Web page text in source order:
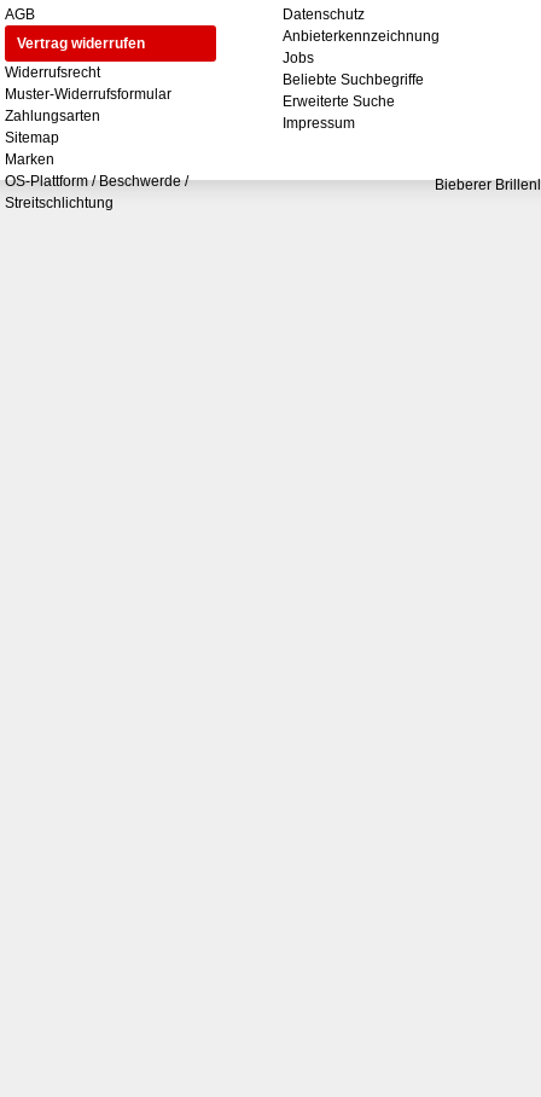
AGB
Vertrag widerrufen
Widerrufsrecht
Muster-Widerrufsformular
Zahlungsarten
Sitemap
Marken
OS-Plattform / Beschwerde /
Streitschlichtung
Datenschutz
Anbieterkennzeichnung
Jobs
Beliebte Suchbegriffe
Erweiterte Suche
Impressum
Bieberer